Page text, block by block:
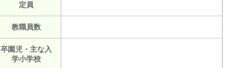
定員
教職員数
卒園児・主な入
学小学校